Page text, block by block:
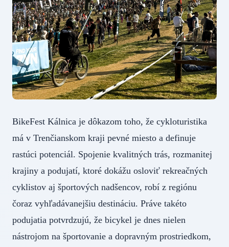
BikeFest Kálnica je dôkazom toho, že cykloturistika
má v Trenčianskom kraji pevné miesto a definuje
rastúci potenciál. Spojenie kvalitných trás, rozmanitej
krajiny a podujatí, ktoré dokážu osloviť rekreačných
cyklistov aj športových nadšencov, robí z regiónu
čoraz vyhľadávanejšiu destináciu. Práve takéto
podujatia potvrdzujú, že bicykel je dnes nielen
nástrojom na športovanie a dopravným prostriedkom,